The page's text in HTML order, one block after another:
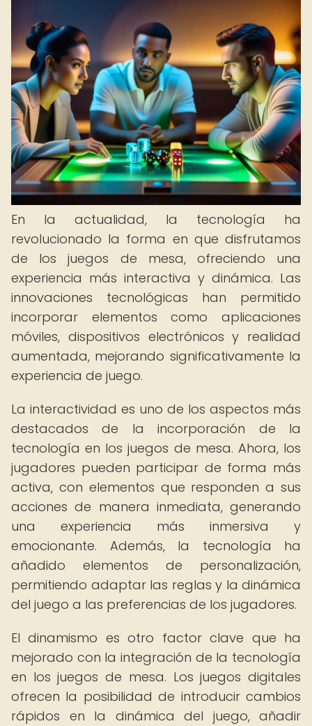
En la actualidad, la tecnología ha
revolucionado la forma en que disfrutamos
de los juegos de mesa, ofreciendo una
experiencia más interactiva y dinámica. Las
innovaciones tecnológicas han permitido
incorporar elementos como aplicaciones
móviles, dispositivos electrónicos y realidad
aumentada, mejorando significativamente la
experiencia de juego.
La interactividad es uno de los aspectos más
destacados de la incorporación de la
tecnología en los juegos de mesa. Ahora, los
jugadores pueden participar de forma más
activa, con elementos que responden a sus
acciones de manera inmediata, generando
una experiencia más inmersiva y
emocionante. Además, la tecnología ha
añadido elementos de personalización,
permitiendo adaptar las reglas y la dinámica
del juego a las preferencias de los jugadores.
El dinamismo es otro factor clave que ha
mejorado con la integración de la tecnología
en los juegos de mesa. Los juegos digitales
ofrecen la posibilidad de introducir cambios
rápidos en la dinámica del juego, añadir